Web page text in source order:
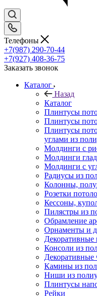
Телефоны
+7(987) 290-70-44
+7(927) 408-36-75
Заказать звонок
Каталог
Назад
Каталог
Плинтусы
Плинтусы
Плинтусы
углами из
Молдинги c
Молдинги
Молдинги с
Радиусы из
Колонны,
Розетки
Кессоны,
Пилястры из
Обрамление
Орнаменты и
Декоративные
Консоли из
Декоративные
Камины из
Ниши из
Плинтусы
Рейки